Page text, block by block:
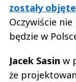
zostały
Oczywiście
będzie w
Jacek Sasin w
że